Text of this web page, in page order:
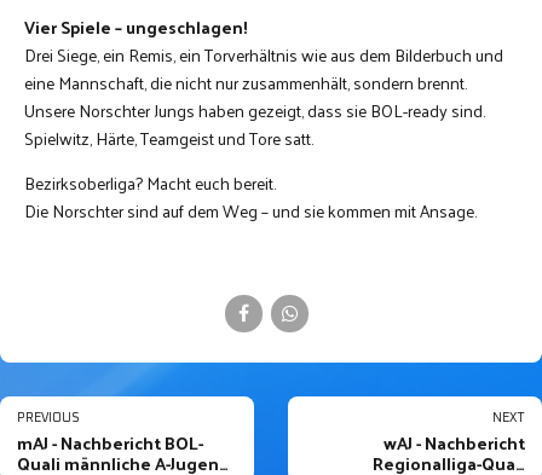
Vier Spiele – ungeschlagen!
Drei Siege, ein Remis, ein Torverhältnis wie aus dem Bilderbuch und
eine Mannschaft, die nicht nur zusammenhält, sondern brennt.
Unsere Norschter Jungs haben gezeigt, dass sie BOL-ready sind.
Spielwitz, Härte, Teamgeist und Tore satt.
Bezirksoberliga? Macht euch bereit.
Die Norschter sind auf dem Weg – und sie kommen mit Ansage.
PREVIOUS
mAJ - Nachbericht BOL-
Quali männliche A-Jugend
NEXT
wAJ - Nachbericht
Regionalliga-Quali